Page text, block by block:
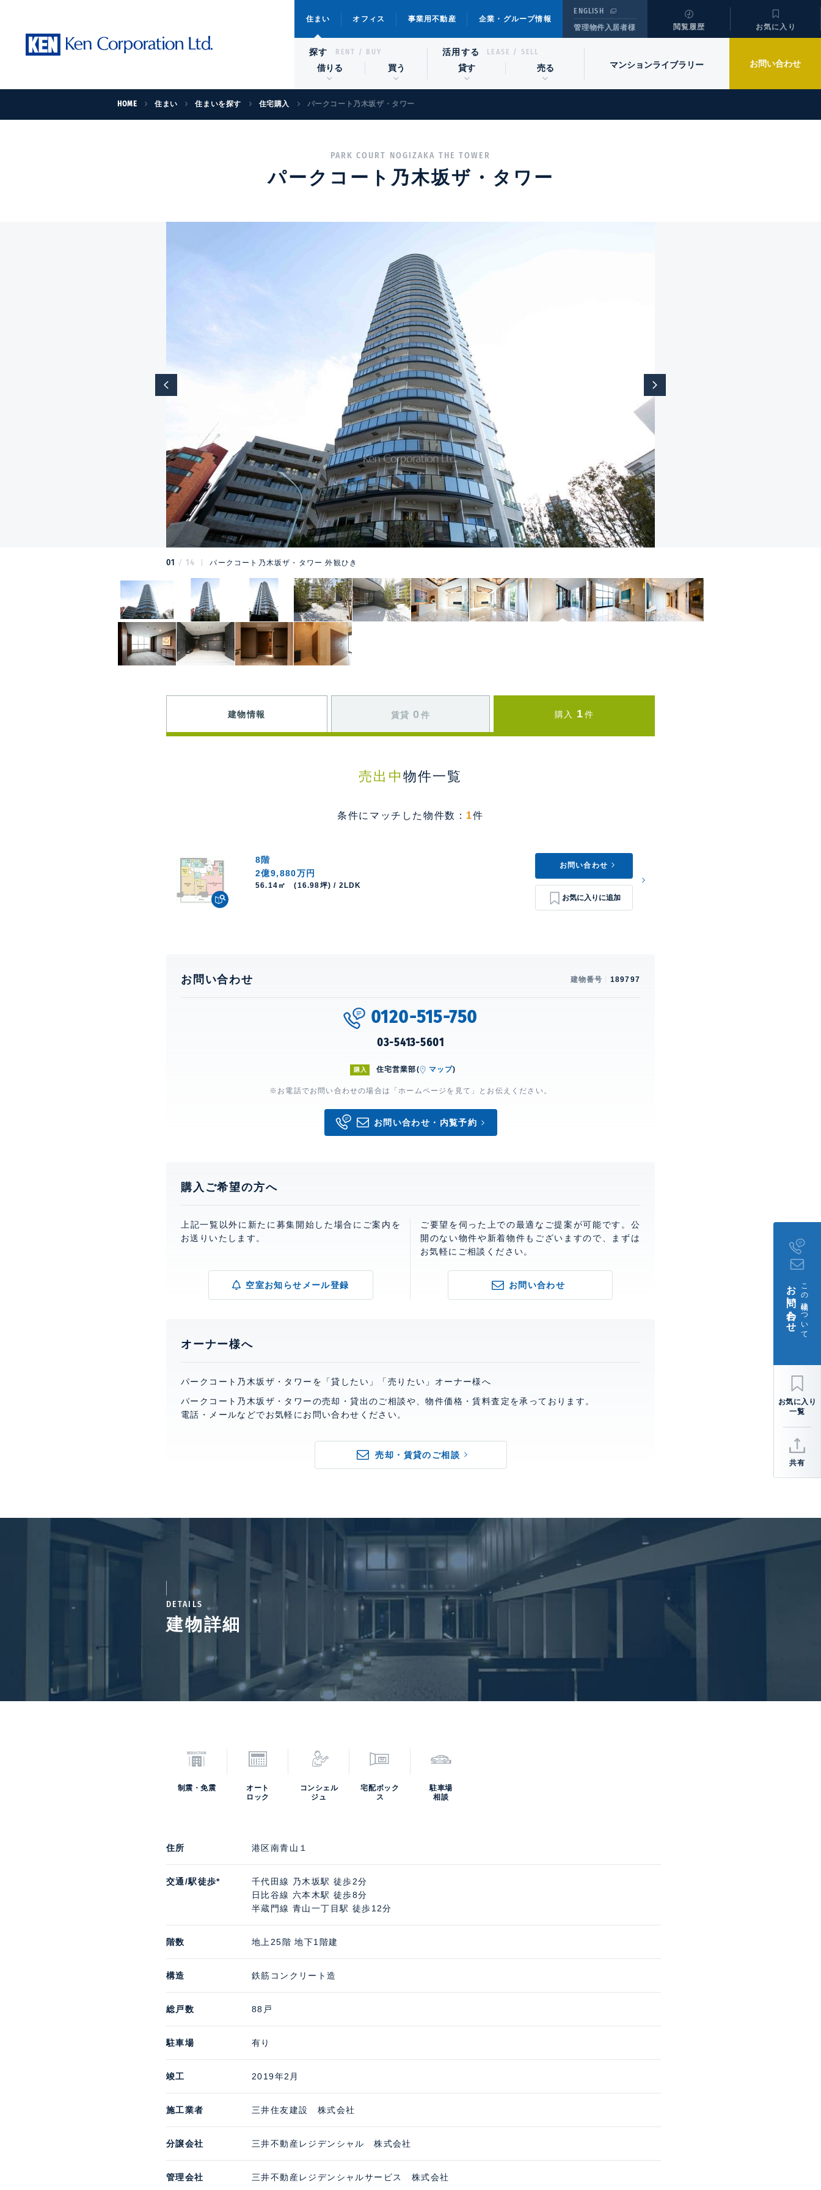
住まい オフィス 事業用不動産 企業・グループ情報
ENGLISH
管理物件入居者様
閲覧履歴 お気に入り
探す RENT / BUY
借りる 買う
活用する LEASE / SELL
貸す 売る マンションライブラリー お問い合わせ
HOME 住まい 住まいを探す 住宅購入 パークコート乃木坂ザ・タワー
PARK COURT NOGIZAKA THE TOWER
パークコート乃木坂ザ・タワー
01 14 パークコート乃木坂ザ・タワー 外観ひき
建物情報 賃貸 0 件 購入 1件
売出中 物件一覧
条件にマッチした物件数： 1件
8階
2億9,880万円
56.14㎡ (16.98坪) / 2LDK
お問い合わせ
お問い合わせ 建物番号 189797
0120-515-750
03-5413-5601
購入 住宅営業部( マップ)
※お電話でお問い合わせの場合は「ホームページを見て」とお伝えください。
お問い合わせ・内覧予約
購入ご希望の方へ
上記一覧以外に新たに募集開始した場合にご案内を
お送りいたします。
空室お知らせメール登録
ご要望を伺った上での最適なご提案が可能です。公
開のない物件や新着物件もございますので、まずは
お気軽にご相談ください。
お問い合わせ
オーナー様へ
パークコート乃木坂ザ・タワーを「貸したい」「売りたい」オーナー様へ
パークコート乃木坂ザ・タワーの売却・貸出のご相談や、物件価格・賃料査定を承っております。
電話・メールなどでお気軽にお問い合わせください。
売却・賃貸のご相談
DETAILS
建物詳細
制震・免震
オート
ロック
コンシェル
ジュ
宅配ボック
ス
駐車場
相談
住所 港区南青山１
交通/駅徒歩*
千代田線 乃木坂駅 徒歩2分
日比谷線 六本木駅 徒歩8分
半蔵門線 青山一丁目駅 徒歩12分
階数 地上25階 地下1階建
構造 鉄筋コンクリート造
総戸数 88戸
駐車場 有り
竣工 2019年2月
施工業者 三井住友建設 株式会社
分譲会社 三井不動産レジデンシャル 株式会社
管理会社 三井不動産レジデンシャルサービス 株式会社
この建物について
お問い合わせ
共有